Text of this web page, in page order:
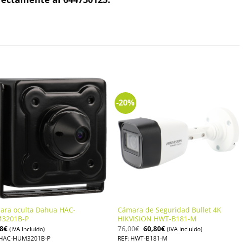
oculta Dahua HAC-
P
€ (IVA Incluido)
HUM3201B-P
-20%
Cámara de Seguridad Bullet 4K
HIKVISION HWT-B181-M
76,00€ El
precio
original
60,80€El
precio
actual
(IVA Incluido)
REF: HWT-B181-M